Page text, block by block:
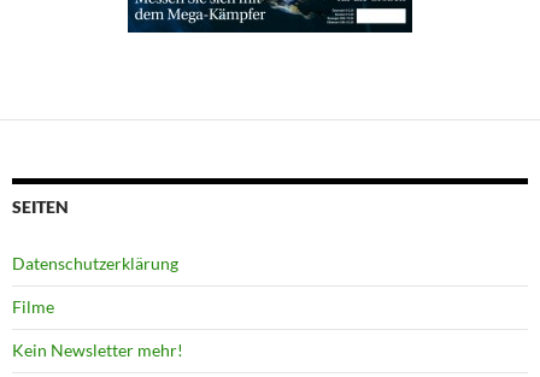
SEITEN
Datenschutzerklärung
Filme
Kein Newsletter mehr!